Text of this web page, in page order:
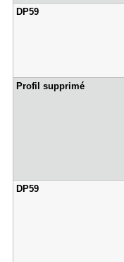
DP59
Profil sup​primé
DP59